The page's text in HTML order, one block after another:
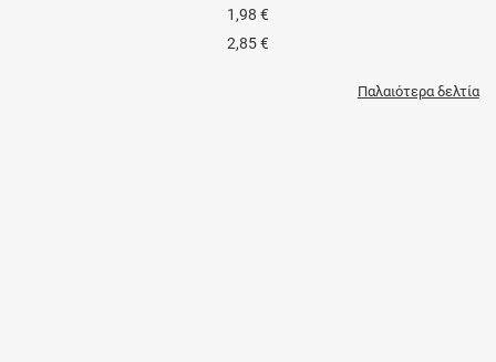
1,98 €
2,85 €
Παλαιότερα δελτία